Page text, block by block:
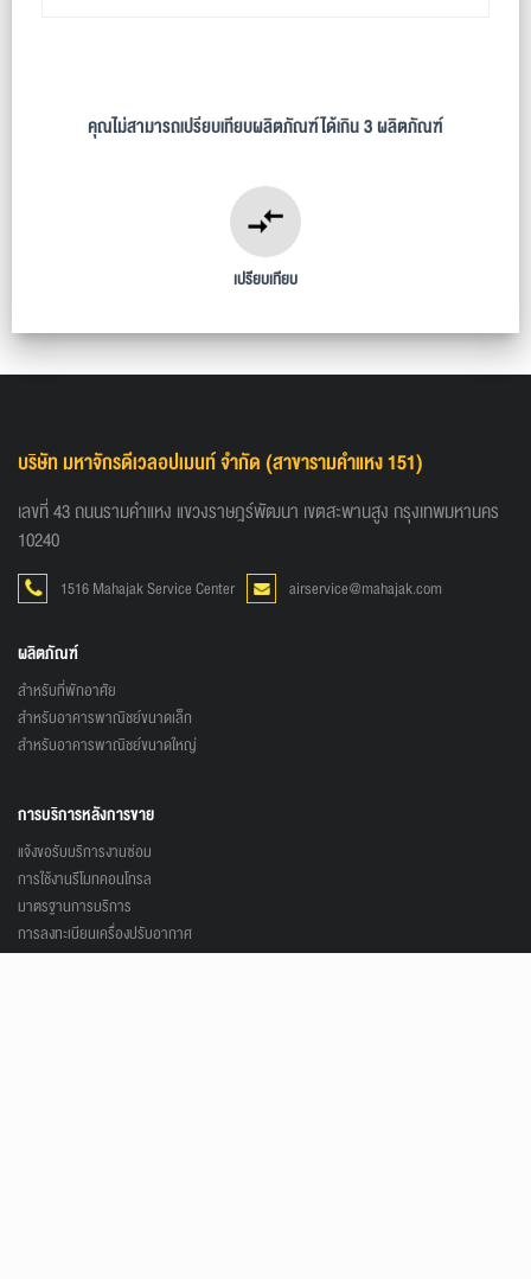
คุณไม่สามารถเปรียบเทียบผลิตภัณฑ์ได้เกิน 3 ผลิตภัณฑ์
เปรียบเทียบ
บริษัท มหาจักรดีเวลอปเมนท์ จำกัด (สาขารามคำแหง 151)
เลขที่ 43 ถนนรามคำแหง แขวงราษฎร์พัฒนา เขตสะพานสูง กรุงเทพมหานคร
10240
1516 Mahajak Service Center airservice@mahajak.com
ผลิตภัณฑ์
สำหรับที่พักอาศัย
สำหรับอาคารพาณิชย์ขนาดเล็ก
สำหรับอาคารพาณิชย์ขนาดใหญ่
การบริการหลังการขาย
แจ้งขอรับบริการงานซ่อม
การใช้งานรีโมทคอนโทรล
มาตรฐานการบริการ
การลงทะเบียนเครื่องปรับอากาศ